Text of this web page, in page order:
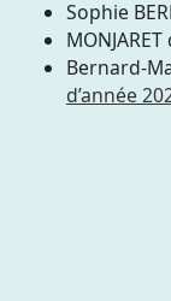
Sophie
MONJARET
Bernard-
d’année